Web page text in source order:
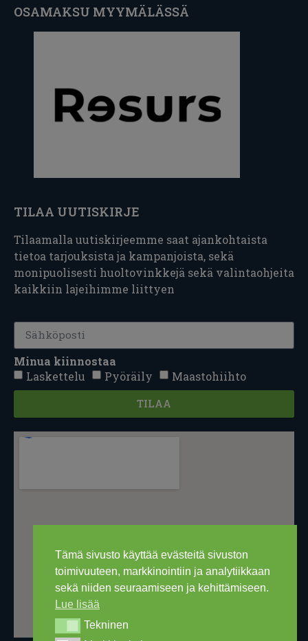
Tämä sivusto käyttää evästeitä sivuston
toimivuuteen, markkinointiin ja analytiikkaan
sekä niiden seuraamiseen ja kehittämiseen.
Lue lisää
TekninenTekninen
OSAMAKSU MYYMÄLÄSSÄ
TILAA UUTISKIRJE
Tilaamalla uutiskirjeemme saat ajankohtaista
tietoa tarjouksista ja kampanjoista, sekä
monipuolisesti huoltovinkkejä sekä valintaohjeita
kaikkiin lajeihimme liittyen
Minua kiinnostaa
Laskettelu
Pyöräily Maastohiihto
TILAA